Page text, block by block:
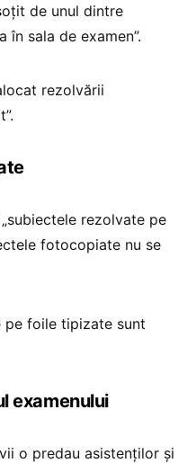
de unul dintre
în sala de examen”.
rezolvării
rezolvate pe
fotocopiate nu se
pe foile tipizate sunt
examenului
o predau asistenților și